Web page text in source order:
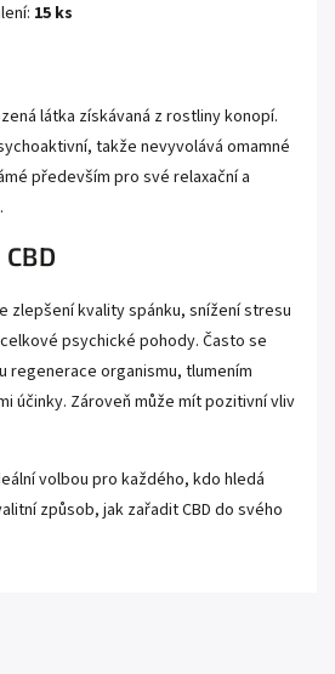
15 ks
látka získávaná z rostliny konopí.
takže nevyvolává omamné
především pro své relaxační a
zlepšení kvality spánku, snížení stresu
psychické pohody. Často se
regenerace organismu, tlumením
účinky. Zároveň může mít pozitivní vliv
volbou pro každého, kdo hledá
způsob, jak zařadit CBD do svého